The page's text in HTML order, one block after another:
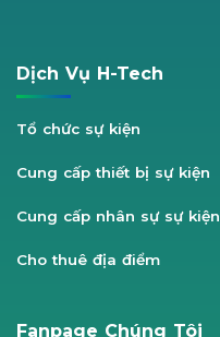
Dịch Vụ H-Tech
Tổ chức sự kiện
Cung cấp thiết bị sự kiện
Cung cấp nhân sự sự kiện
Cho thuê địa điểm
Fanpage Chúng Tôi